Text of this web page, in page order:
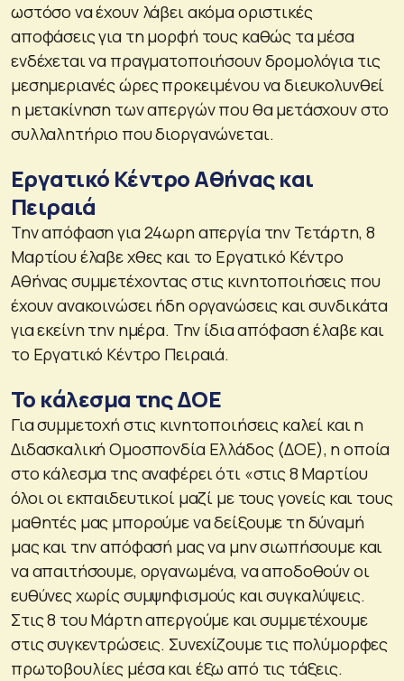
ωστόσο να έχουν λάβει ακόμα οριστικές
αποφάσεις για τη μορφή τους καθώς τα μέσα
ενδέχεται να πραγματοποιήσουν δρομολόγια τις
μεσημεριανές ώρες προκειμένου να διευκολυνθεί
η μετακίνηση των απεργών που θα μετάσχουν στο
συλλαλητήριο που διοργανώνεται.
Εργατικό Κέντρο Αθήνας και
Πειραιά
Την απόφαση για 24ωρη απεργία την Τετάρτη, 8
Μαρτίου έλαβε χθες και το Εργατικό Κέντρο
Αθήνας συμμετέχοντας στις κινητοποιήσεις που
έχουν ανακοινώσει ήδη οργανώσεις και συνδικάτα
για εκείνη την ημέρα. Την ίδια απόφαση έλαβε και
το Εργατικό Κέντρο Πειραιά.
Το κάλεσμα της ΔΟΕ
Για συμμετοχή στις κινητοποιήσεις καλεί και η
Διδασκαλική Ομοσπονδία Ελλάδος (ΔΟΕ), η οποία
στο κάλεσμα της αναφέρει ότι «στις 8 Μαρτίου
όλοι οι εκπαιδευτικοί μαζί με τους γονείς και τους
μαθητές μας μπορούμε να δείξουμε τη δύναμή
μας και την απόφασή μας να μην σιωπήσουμε και
να απαιτήσουμε, οργανωμένα, να αποδοθούν οι
ευθύνες χωρίς συμψηφισμούς και συγκαλύψεις.
Στις 8 του Μάρτη απεργούμε και συμμετέχουμε
στις συγκεντρώσεις. Συνεχίζουμε τις πολύμορφες
πρωτοβουλίες μέσα και έξω από τις τάξεις.